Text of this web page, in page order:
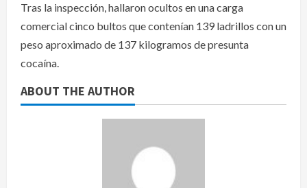
Tras la inspección, hallaron ocultos en una carga
comercial cinco bultos que contenían 139 ladrillos con un
peso aproximado de 137 kilogramos de presunta
cocaína.
ABOUT THE AUTHOR